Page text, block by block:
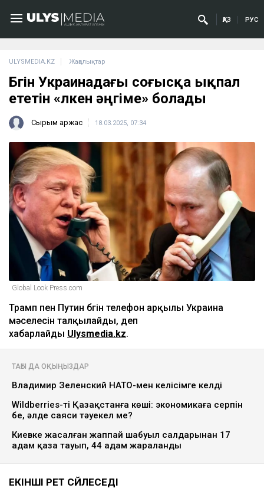
ҚАЗ РУС
ULYSMEDIA.KZ Жаңалықтар
Бүгін Украинадағы соғысқа ықпал
ететін «үлкен әңгіме» болады
Сырым Қаржас 18.03.2025, 07:34
Global Look Press.com
Трамп пен Путин бүгін телефон арқылы Украина
мәселесін талқылайды, деп
хабарлайды Ulysmedia.kz.
ТАҒЫ ДА ОҚЫҢЫЗДАР
Владимир Зеленский НАТО-мен келісімге келді
Wildberries-тің Қазақстанға көші: экономикаға серпін
бе, әлде саяси тәуекел ме?
Киевке жасалған жаппай шабуыл салдарынан 17
адам қаза тауып, 44 адам жараланды
ЕКІНШІ РЕТ СӨЙЛЕСЕДІ